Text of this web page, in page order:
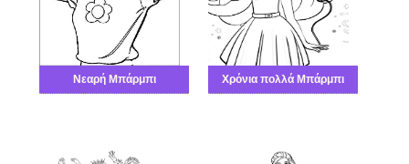
Νεαρή Μπάρμπι Χρόνια πολλά Μπάρμπι